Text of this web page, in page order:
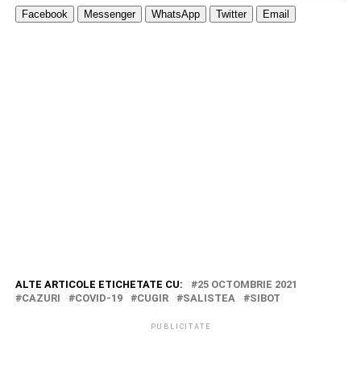
Facebook Messenger WhatsApp Twitter Email
ALTE ARTICOLE ETICHETATE CU:
25 OCTOMBRIE 2021
CAZURI
COVID-19 CUGIR SALISTEA SIBOT
PUBLICITATE